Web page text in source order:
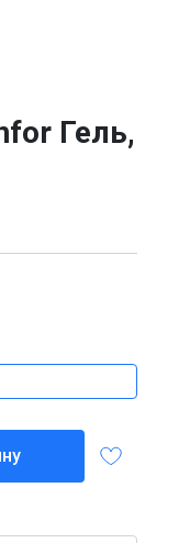
Гель,